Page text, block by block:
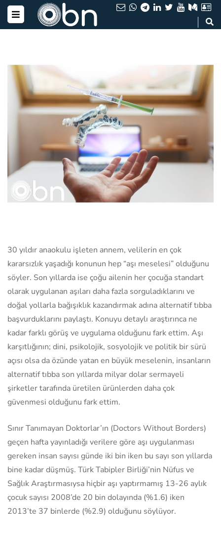
30 yıldır anaokulu işleten annem, velilerin en çok
kararsızlık yaşadığı konunun hep “aşı meselesi” olduğunu
söyler. Son yıllarda ise çoğu ailenin her çocuğa standart
olarak uygulanan aşıları daha fazla sorguladıklarını ve
doğal yollarla bağışıklık kazandırmak adına alternatif tıbba
başvurduklarını paylaştı. Konuyu detaylı araştırınca ne
kadar farklı görüş ve uygulama olduğunu fark ettim. Aşı
karşıtlığının; dini, psikolojik, sosyolojik ve politik bir sürü
açısı olsa da özünde yatan en büyük meselenin, insanların
alternatif tıbba son yıllarda milyar dolar sermayeli
şirketler tarafında üretilen ürünlerden daha çok
güvenmesi olduğunu fark ettim.
Sınır Tanımayan Doktorlar’ın (Doctors Without Borders)
geçen hafta yayınladığı verilere göre aşı uygulanması
gereken insan sayısı günde iki bin iken bu sayı son yıllarda
bine kadar düşmüş. Türk Tabipler Birliği’nin Nüfus ve
Sağlık Araştırmasıysa hiçbir aşı yaptırmamış 13-26 aylık
çocuk sayısı 2008’de 20 bin dolayında (%1.6) iken
2013’te 37 binlerde (%2.9) olduğunu söylüyor.